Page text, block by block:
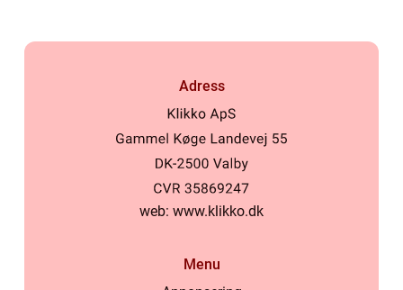
Adress
web: www.klikko.dk
Menu